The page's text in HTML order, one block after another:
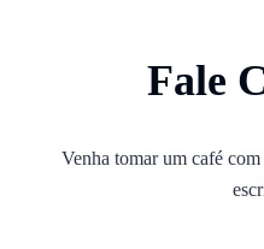
Fale
Venha tomar um café